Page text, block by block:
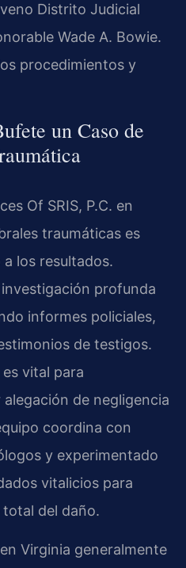
Distrito Judicial
Wade A. Bowie.
procedimientos y
un Caso de
Of SRIS, P.C. en
traumáticas es
los resultados.
profunda
informes policiales,
de testigos.
vital para
de negligencia
coordina con
y experimentado
vitalicios para
del daño.
Virginia generalmente